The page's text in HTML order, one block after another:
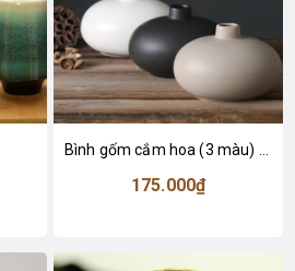
Bình gốm cắm hoa (3 màu) - BG231
175.000₫